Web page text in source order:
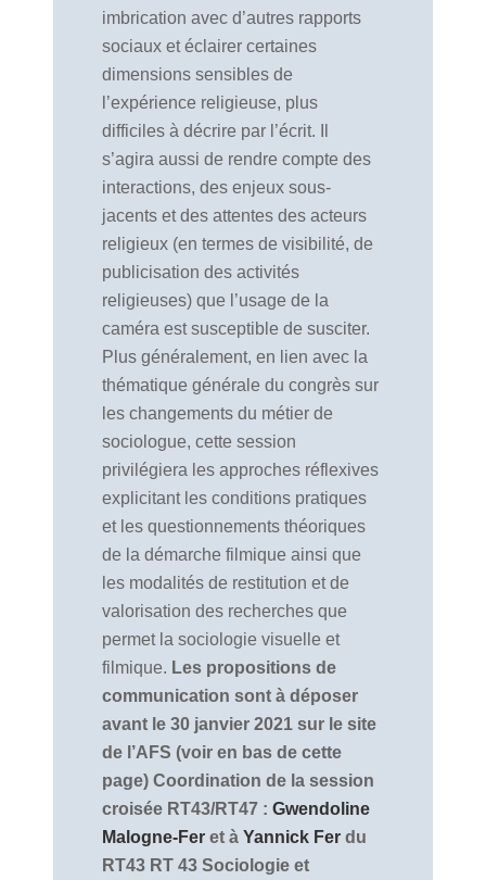
imbrication avec d’autres rapports
sociaux et éclairer certaines
dimensions sensibles de
l’expérience religieuse, plus
difficiles à décrire par l’écrit. Il
s’agira aussi de rendre compte des
interactions, des enjeux sous-
jacents et des attentes des acteurs
religieux (en termes de visibilité, de
publicisation des activités
religieuses) que l’usage de la
caméra est susceptible de susciter.
Plus généralement, en lien avec la
thématique générale du congrès sur
les changements du métier de
sociologue, cette session
privilégiera les approches réflexives
explicitant les conditions pratiques
et les questionnements théoriques
de la démarche filmique ainsi que
les modalités de restitution et de
valorisation des recherches que
permet la sociologie visuelle et
filmique. Les propositions de
communication sont à déposer
avant le 30 janvier 2021 sur le site
de l’AFS (voir en bas de cette
page) Coordination de la session
croisée RT43/RT47 : Gwendoline
Malogne-Fer et à Yannick Fer du
RT43 RT 43 Sociologie et